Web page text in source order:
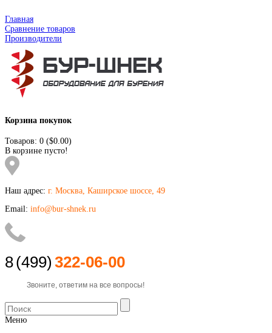
Главная
Сравнение товаров
Производители
Корзина покупок
Товаров: 0 ($0.00)
В корзине пусто!
Наш адрес: г. Москва, Каширское шоссе, 49
Email: info@bur-shnek.ru
8(499) 322-06-00
Звоните, ответим на все вопросы!
Меню